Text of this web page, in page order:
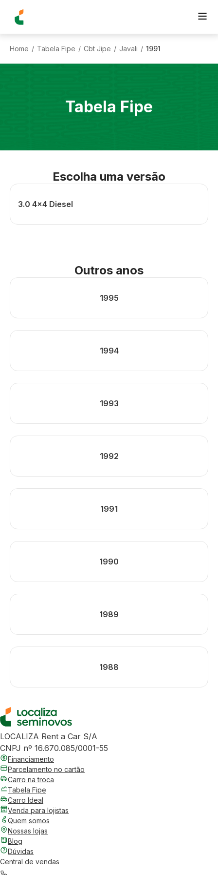
Home / Tabela Fipe / Cbt Jipe / Javali / 1991
Tabela Fipe
Escolha uma versão
3.0 4x4 Diesel
Outros anos
1995
1994
1993
1992
1991
1990
1989
1988
LOCALIZA Rent a Car S/A
CNPJ nº 16.670.085/0001-55
Financiamento
Parcelamento no cartão
Carro na troca
Tabela Fipe
Carro Ideal
Venda para lojistas
Quem somos
Nossas lojas
Blog
Dúvidas
Central de vendas